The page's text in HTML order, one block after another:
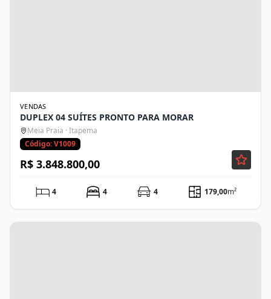
VENDAS
DUPLEX 04 SUÍTES PRONTO PARA MORAR
Meia Praia · Itapema
Código: V1009
R$ 3.848.800,00
4 4 4 179,00m²